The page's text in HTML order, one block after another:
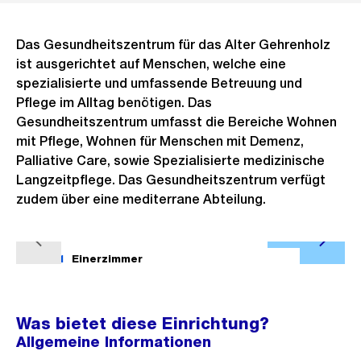
Das Gesundheitszentrum für das Alter Gehrenholz
ist ausgerichtet auf Menschen, welche eine
spezialisierte und umfassende Betreuung und
Pflege im Alltag benötigen. Das
Gesundheitszentrum umfasst die Bereiche Wohnen
mit Pflege, Wohnen für Menschen mit Demenz,
Palliative Care, sowie Spezialisierte medizinische
Langzeitpflege. Das Gesundheitszentrum verfügt
zudem über eine mediterrane Abteilung.
h
e
1/11 Einerzimmer
Was bietet diese Einrichtung?
Allgemeine Informationen